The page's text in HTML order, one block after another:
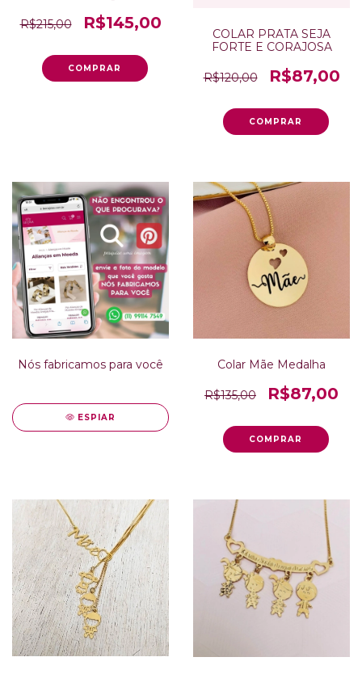
R$215,00 R$145,00
COLAR PRATA SEJA
FORTE E CORAJOSA
R$120,00 R$87,00
Nós fabricamos para você
ESPIAR
Colar Mãe Medalha
R$135,00 R$87,00